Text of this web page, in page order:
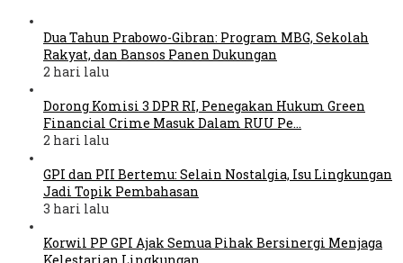
Dua Tahun Prabowo-Gibran: Program MBG, Sekolah
Rakyat, dan Bansos Panen Dukungan
2 hari lalu
Dorong Komisi 3 DPR RI, Penegakan Hukum Green
Financial Crime Masuk Dalam RUU Pe…
2 hari lalu
GPI dan PII Bertemu: Selain Nostalgia, Isu Lingkungan
Jadi Topik Pembahasan
3 hari lalu
Korwil PP GPI Ajak Semua Pihak Bersinergi Menjaga